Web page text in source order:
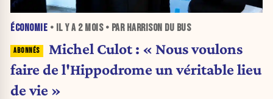
ÉCONOMIE • IL Y A 2 MOIS• PAR HARRISON DU BUS
Michel Culot : « Nous voulons
faire de l'Hippodrome un véritable lieu
de vie »